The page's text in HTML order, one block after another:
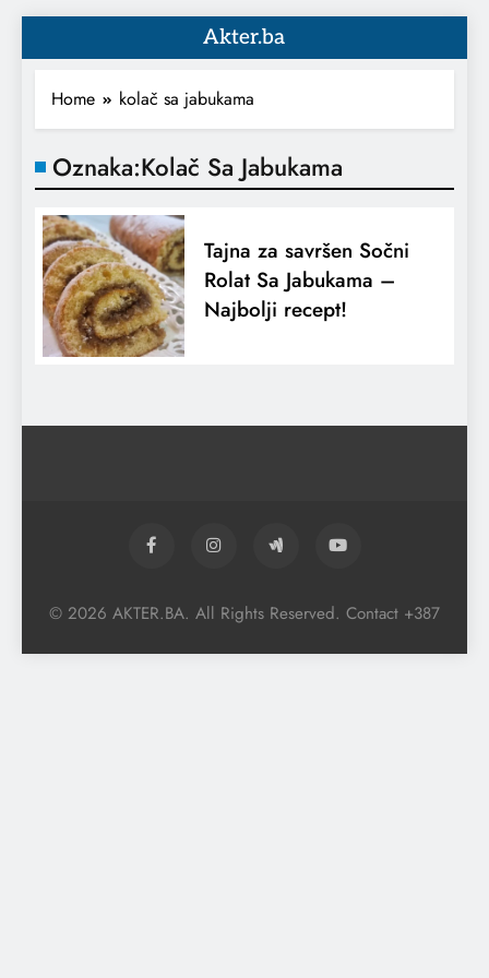
Akter.ba
Home kolač sa jabukama
Oznaka:Kolač Sa Jabukama
Tajna za savršen Sočni
Rolat Sa Jabukama –
Najbolji recept!
© 2026 AKTER.BA. All Rights Reserved. Contact +387